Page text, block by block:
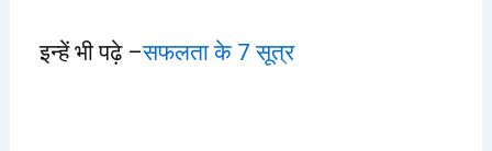
इन्हें भी पढ़े –सफलता के 7 सूत्र